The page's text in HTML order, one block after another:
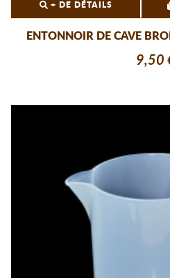
+ DE DÉTAILS
ENTONNOIR DE CAVE
9,50